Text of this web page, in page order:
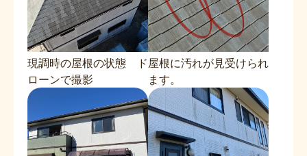
現調時の屋根の状態 ド
ローンで撮影
屋根に汚れが見受けられ
ます。